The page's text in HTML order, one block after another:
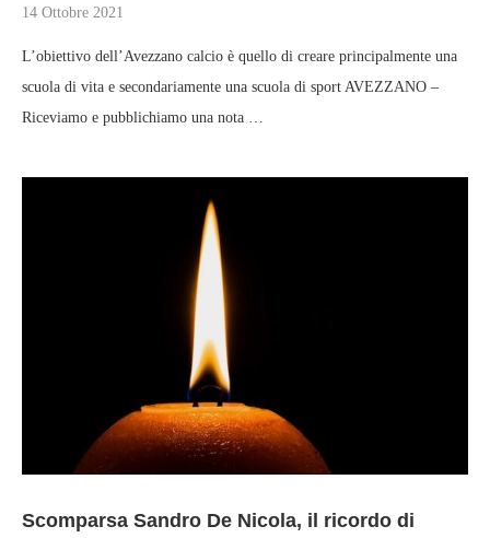
14 Ottobre 2021
L’obiettivo dell’Avezzano calcio è quello di creare principalmente una
scuola di vita e secondariamente una scuola di sport AVEZZANO –
Riceviamo e pubblichiamo una nota …
Scomparsa Sandro De Nicola, il ricordo di